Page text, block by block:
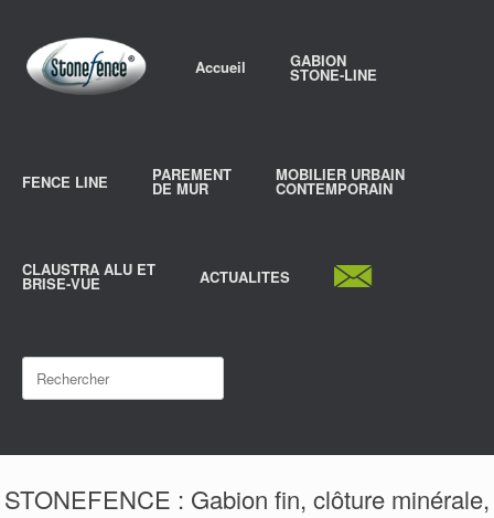
content
Accueil GABION
STONE-LINE
FENCE LINE PAREMENT
DE MUR
MOBILIER URBAIN
CONTEMPORAIN
CLAUSTRA ALU ET
BRISE-VUE ACTUALITES
Rechercher
STONEFENCE : Gabion fin, clôture minérale,